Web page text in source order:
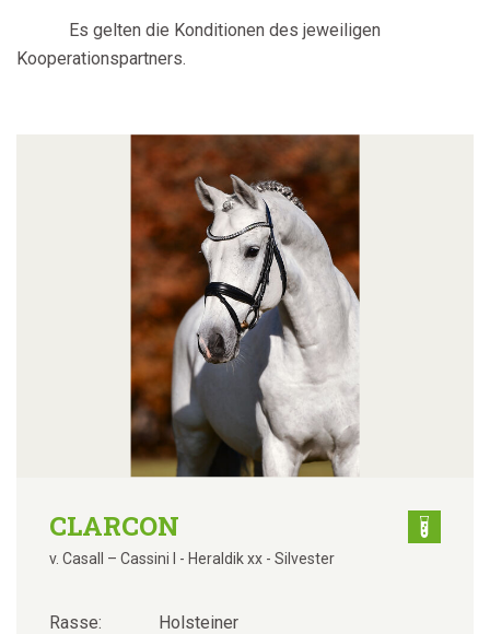
Es gelten die Konditionen des jeweiligen
Kooperationspartners.
CLARCON
v. Casall – Cassini I - Heraldik xx - Silvester
Rasse:
Holsteiner